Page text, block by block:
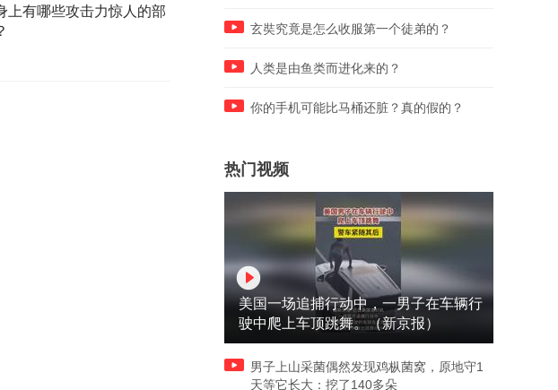
上有哪些攻击力惊人的部
它当宠物？
上最热一年，气候要失控了
玄奘究竟是怎么收服第一个徒弟的？
人类是由鱼类而进化来的？
你的手机可能比马桶还脏？真的假的？
热门视频
美国一场追捕行动中，一男子在车辆行
驶中爬上车顶跳舞。（新京报）
男子上山采菌偶然发现鸡枞菌窝，原地守1
天等它长大：挖了140多朵